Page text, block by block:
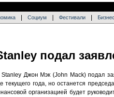
Социум Фестивали
подал
Stanley Джон Мэк (John Mack) подал
текущего года, но останется
организацией будет